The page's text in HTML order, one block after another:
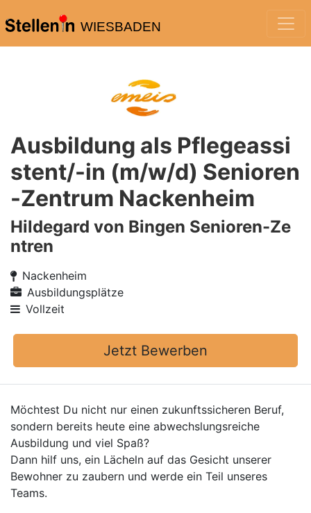
WIESBADEN
Ausbildung als Pflegeassi
stent/-in (m/w/d) Senioren
-Zentrum Nackenheim
Hildegard von Bingen Senioren-Ze
ntren
Nackenheim
Ausbildungsplätze
Vollzeit
Jetzt Bewerben
Möchtest Du nicht nur einen zukunftssicheren Beruf,
sondern bereits heute eine abwechslungsreiche
Ausbildung und viel Spaß?
Dann hilf uns, ein Lächeln auf das Gesicht unserer
Bewohner zu zaubern und werde ein Teil unseres
Teams.